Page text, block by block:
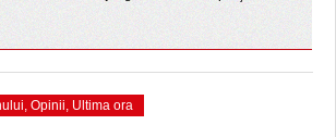
, Opinii, Ultima ora